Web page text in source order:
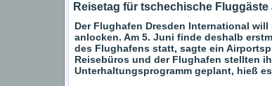
Reisetag für tschechische
Der Flughafen Dresden International
anlocken. Am 5. Juni finde deshalb
des Flughafens statt, sagte ein
Reisebüros und der Flughafen stellten
Unterhaltungsprogramm geplant, hieß